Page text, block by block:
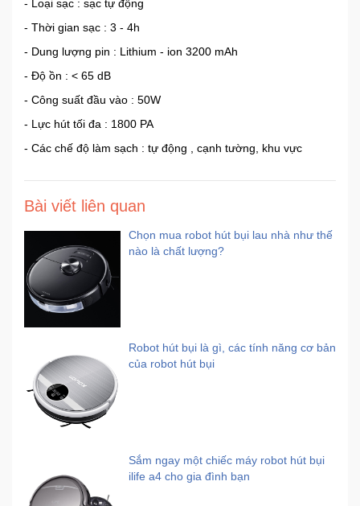
- Loại sạc : sạc tự động
- Thời gian sạc : 3 - 4h
- Dung lượng pin : Lithium - ion 3200 mAh
- Độ ồn : < 65 dB
- Công suất đầu vào : 50W
- Lực hút tối đa : 1800 PA
- Các chế độ làm sạch : tự động , cạnh tường, khu vực
Bài viết liên quan
Chọn mua robot hút bụi lau nhà như thế
nào là chất lượng?
Robot hút bụi là gì, các tính năng cơ bản
của robot hút bụi
Sắm ngay một chiếc máy robot hút bụi
ilife a4 cho gia đình bạn